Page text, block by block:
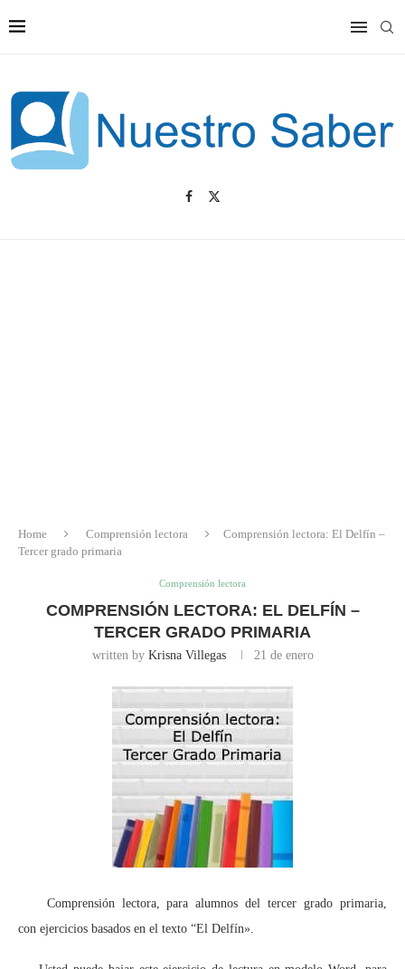
Home Comprensión lectora
Comprensión lectora: El Delfín –
Tercer grado primaria
Comprensión lectora
COMPRENSIÓN LECTORA: EL DELFÍN –
TERCER GRADO PRIMARIA
written by Krisna Villegas 21 de enero
Comprensión lectora, para alumnos del tercer grado primaria,
con ejercicios basados en el texto “El Delfín».